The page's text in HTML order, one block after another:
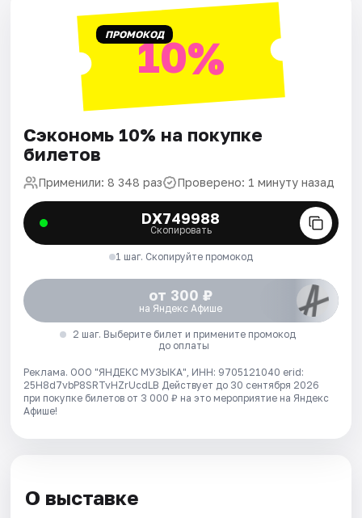
ПРОМОКОД10%
Сэкономь 10% на покупке
билетов
Применили: 8 348 раз Проверено: 1 минуту назад
DX749988
Скопировать
1 шаг. Скопируйте промокод
от 300 ₽
на Яндекс Афише
2 шаг. Выберите билет и примените промокод
до оплаты
Реклама. ООО "ЯНДЕКС МУЗЫКА", ИНН: 9705121040 erid:
25H8d7vbP8SRTvHZrUcdLB Действует до 30 сентября 2026
при покупке билетов от 3 000 ₽ на это мероприятие на Яндекс
Афише!
О выставке